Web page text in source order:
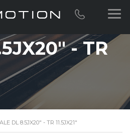
- TR
ALE DL 8.5JX20" - TR 11.5JX21"